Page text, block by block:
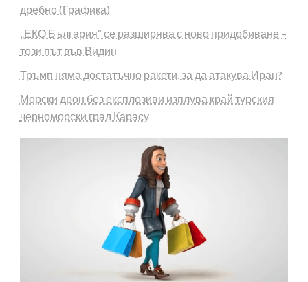
дребно (Графика)
„ЕКО България“ се разширява с ново придобиване –
този път във Видин
Тръмп няма достатъчно ракети, за да атакува Иран?
Морски дрон без експлозиви изплува край турския
черноморски град Карасу